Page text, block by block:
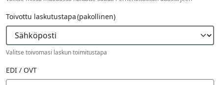
Toivottu laskutustapa(pakollinen)
Valitse toivomasi laskun toimitustapa
EDI / OVT